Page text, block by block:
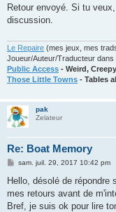
s
a
Retour envoyé. Si tu
discussion.
Le Repaire (mes jeux, mes
Joueur/Auteur/Traducteur dans
Public Access - Weird,
Those Little Towns - Tables
pak
Zelateur
Re: Boat Memory
M
s
a
g
sam. juil. 29, 2017 10:42 pm
Hello, désolé de
mes retours avant de
Bref, je suis ok pour lire